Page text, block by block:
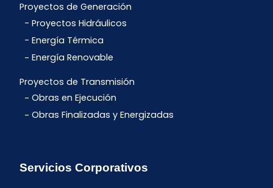
Proyectos de Generación
Proyectos Hidráulicos
Energía Térmica
Energía Renovable
Proyectos de Transmisión
Obras en Ejecución
Obras Finalizadas y Energizadas
Servicios Corporativos